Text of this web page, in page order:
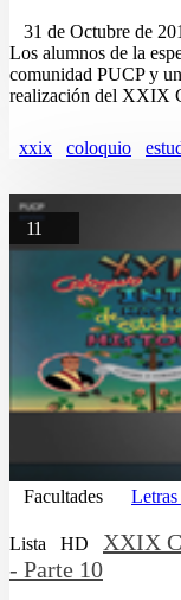
31 de Octubre de
Los alumnos de la
comunidad PUCP y
realización del XXIX
xxix coloquio
11
Facultades
Lista HD
XXIX
- Parte 10